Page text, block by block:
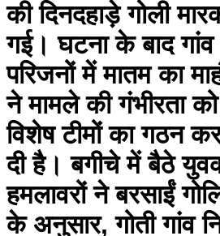
की दिनदहाड़े गोली
गई। घटना के बाद
परिजनों में मातम का
ने मामले की गंभीरता
विशेष टीमों का गठन
दी है। बगीचे में बैठे
हमलावरों ने बरसाईं
के अनुसार, गोती गांव